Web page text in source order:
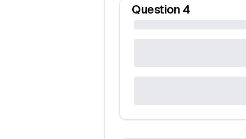
Question 4